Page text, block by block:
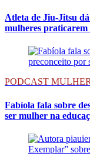
Atleta de Jiu-Jitsu dá
mulheres praticarem
PODCAST MULHER
Fabíola fala sobre
ser mulher na